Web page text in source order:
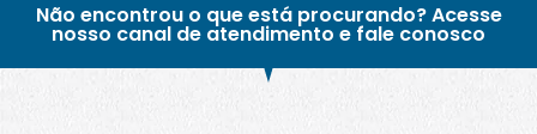
Não encontrou o que está procurando? Acesse
nosso canal de atendimento e fale conosco